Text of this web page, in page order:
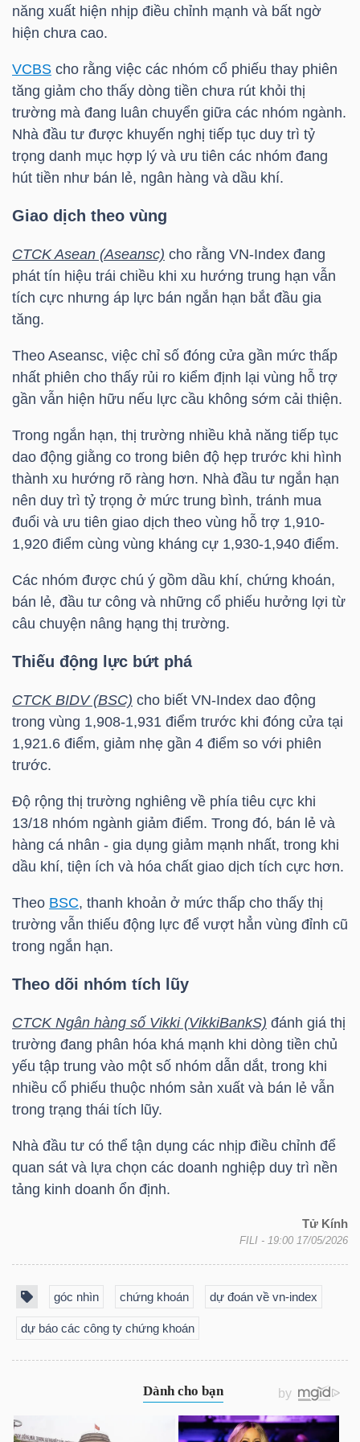
năng xuất hiện nhịp điều chỉnh mạnh và bất ngờ
hiện chưa cao.
VCBS cho rằng việc các nhóm cổ phiếu thay phiên
tăng giảm cho thấy dòng tiền chưa rút khỏi thị
trường mà đang luân chuyển giữa các nhóm ngành.
Nhà đầu tư được khuyến nghị tiếp tục duy trì tỷ
trọng danh mục hợp lý và ưu tiên các nhóm đang
hút tiền như bán lẻ, ngân hàng và dầu khí.
Giao dịch theo vùng
CTCK Asean (Aseansc) cho rằng VN-Index đang
phát tín hiệu trái chiều khi xu hướng trung hạn vẫn
tích cực nhưng áp lực bán ngắn hạn bắt đầu gia
tăng.
Theo Aseansc, việc chỉ số đóng cửa gần mức thấp
nhất phiên cho thấy rủi ro kiểm định lại vùng hỗ trợ
gần vẫn hiện hữu nếu lực cầu không sớm cải thiện.
Trong ngắn hạn, thị trường nhiều khả năng tiếp tục
dao động giằng co trong biên độ hẹp trước khi hình
thành xu hướng rõ ràng hơn. Nhà đầu tư ngắn hạn
nên duy trì tỷ trọng ở mức trung bình, tránh mua
đuổi và ưu tiên giao dịch theo vùng hỗ trợ 1,910-
1,920 điểm cùng vùng kháng cự 1,930-1,940 điểm.
Các nhóm được chú ý gồm dầu khí, chứng khoán,
bán lẻ, đầu tư công và những cổ phiếu hưởng lợi từ
câu chuyện nâng hạng thị trường.
Thiếu động lực bứt phá
CTCK BIDV (BSC) cho biết VN-Index dao động
trong vùng 1,908-1,931 điểm trước khi đóng cửa tại
1,921.6 điểm, giảm nhẹ gần 4 điểm so với phiên
trước.
Độ rộng thị trường nghiêng về phía tiêu cực khi
13/18 nhóm ngành giảm điểm. Trong đó, bán lẻ và
hàng cá nhân - gia dụng giảm mạnh nhất, trong khi
dầu khí, tiện ích và hóa chất giao dịch tích cực hơn.
Theo BSC, thanh khoản ở mức thấp cho thấy thị
trường vẫn thiếu động lực để vượt hẳn vùng đỉnh cũ
trong ngắn hạn.
Theo dõi nhóm tích lũy
CTCK Ngân hàng số Vikki (VikkiBankS) đánh giá thị
trường đang phân hóa khá mạnh khi dòng tiền chủ
yếu tập trung vào một số nhóm dẫn dắt, trong khi
nhiều cổ phiếu thuộc nhóm sản xuất và bán lẻ vẫn
trong trạng thái tích lũy.
Nhà đầu tư có thể tận dụng các nhịp điều chỉnh để
quan sát và lựa chọn các doanh nghiệp duy trì nền
tảng kinh doanh ổn định.
Tử Kính
FILI - 19:00 17/05/2026
góc nhìn chứng khoán dự đoán về vn-index
dự báo các công ty chứng khoán
YẾU
TIÊU
DÙNG
THIẾT
YẾU
CHĂM
SÓC
SỨC
TÀI
CHÍNH
NGHỆ
THÔNG
TIN
DỊCH
VỤ
TRUYỀN
ÍCH
ĐỘNG
SẢN
Mã
khoán
(-)
(-)
Tất cả Người nội bộ Người liên quan
(-)